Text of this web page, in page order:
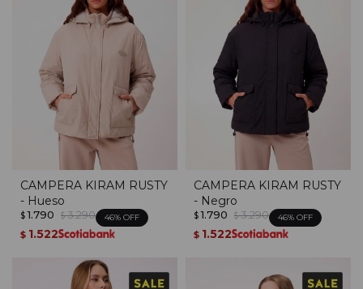
CAMPERA KIRAM RUSTY
- Hueso
$ 1.790 $ 3.290 46
$ 1.522
CAMPERA KIRAM RUSTY
- Negro
$ 1.790 $ 3.290 46
$ 1.522